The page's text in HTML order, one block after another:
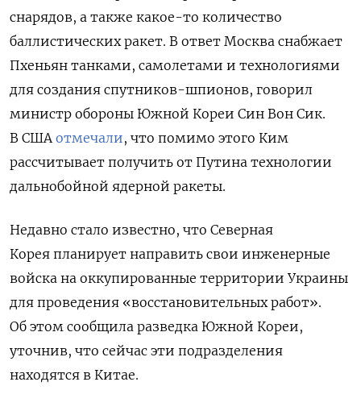
снарядов, а также какое-то количество
баллистических ракет. В ответ Москва снабжает
Пхеньян танками, самолетами и технологиями
для создания спутников-шпионов, говорил
министр обороны Южной Кореи Син Вон Сик.
В СШАотмечали, что помимо этого Ким
рассчитывает получить от Путина технологии
дальнобойной ядерной ракеты.
Недавно стало известно, что Северная
Корея планирует направить свои инженерные
войска на оккупированные территории Украины
для проведения «восстановительных работ».
Об этом сообщила разведка Южной Кореи,
уточнив, что сейчас эти подразделения
находятся в Китае.